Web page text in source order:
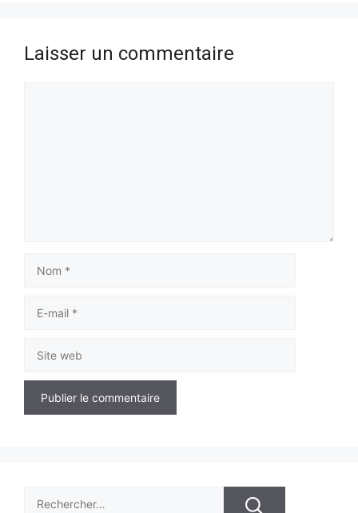
Laisser un commentaire
mail
web